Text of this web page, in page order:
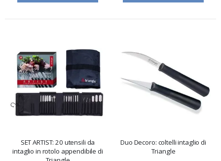
SET ARTIST: 20 utensili da
intaglio in rotolo appendibile di
Duo Decoro: coltelli intaglio di
Triangle